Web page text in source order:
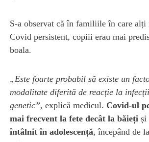
S-a observat că în familiile în care alți
Covid persistent, copiii erau mai
boala.
„Este foarte probabil să existe un
modalitate diferită de reacție la
genetic”, explică medicul. Covid-ul
mai frecvent la fete decât la băieți și
întâlnit în adolescență, începând de